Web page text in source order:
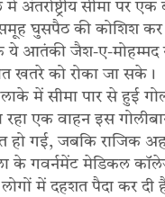
सीमा पर
घुसपैठ की कोशिश
ये आतंकी जैश-ए-
खतरे को रोका जा सके।
में सीमा पार से हुई
रहा एक वाहन इस
हो गई, जबकि राजिक
के गवर्नमेंट मेडिकल
में दहशत पैदा कर दी